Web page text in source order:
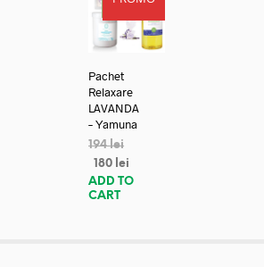
Pachet
Relaxare
LAVANDA
– Yamuna
194lei
180 lei
ADD TO
CART